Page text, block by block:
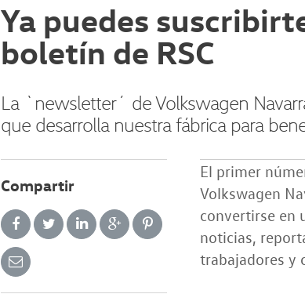
Ya puedes
boletín de RSC
La `newsletter´ de Volkswagen
que desarrolla nuestra fábrica para
Compartir
El primer
Volkswagen
convertirse en
noticias,
trabajadores y